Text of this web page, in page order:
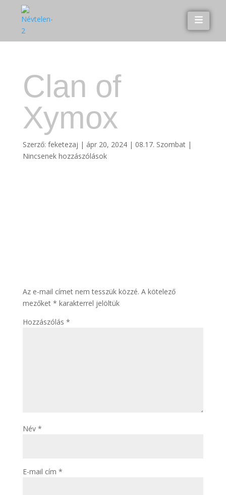
Clan of
Xymox
Szerző: feketezaj | ápr 20, 2024| 08.17. Szombat|
Nincsenek hozzászólások
Az e-mail címet nem tesszük közzé. A kötelező
mezőket * karakterrel jelöltük
Hozzászólás *
Név *
E-mail cím *